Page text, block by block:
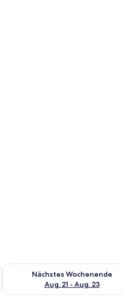
Aug. 14 - Aug. 16.
Nächstes Wochenende
Aug. 21 - Aug. 23
Überprüfe die Verfügbarkeit für